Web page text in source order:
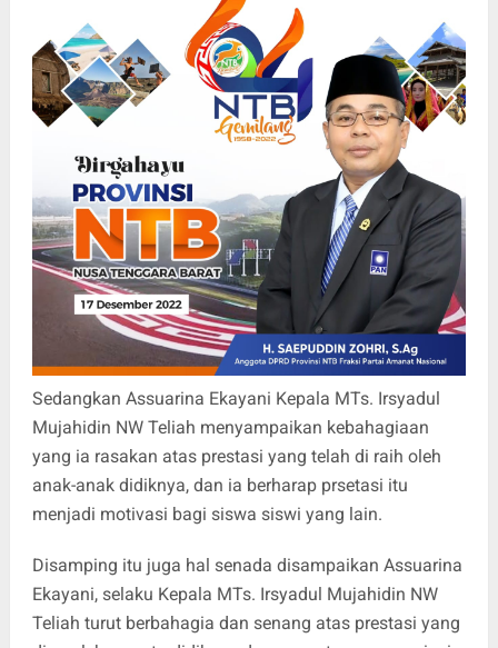
Sedangkan Assuarina Ekayani Kepala MTs. Irsyadul
Mujahidin NW Teliah menyampaikan kebahagiaan
yang ia rasakan atas prestasi yang telah di raih oleh
anak-anak didiknya, dan ia berharap prsetasi itu
menjadi motivasi bagi siswa siswi yang lain.
Disamping itu juga hal senada disampaikan Assuarina
Ekayani, selaku Kepala MTs. Irsyadul Mujahidin NW
Teliah turut berbahagia dan senang atas prestasi yang